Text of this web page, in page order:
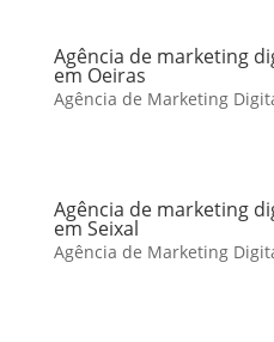
Agência de marketing
em Oeiras
Agência de Marketing
Agência de marketing
em Seixal
Agência de Marketing